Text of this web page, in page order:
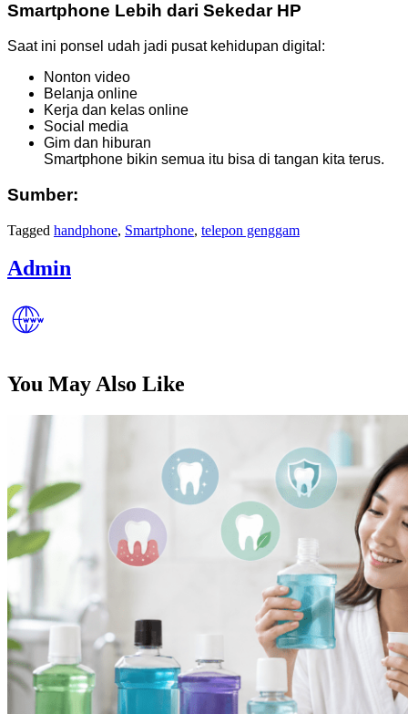
Smartphone Lebih dari Sekedar HP
Saat ini ponsel udah jadi pusat kehidupan digital:
Nonton video
Belanja online
Kerja dan kelas online
Social media
Gim dan hiburan
Smartphone bikin semua itu bisa di tangan kita terus.
Sumber:
Tagged handphone, Smartphone, telepon genggam
Admin
You May Also Like